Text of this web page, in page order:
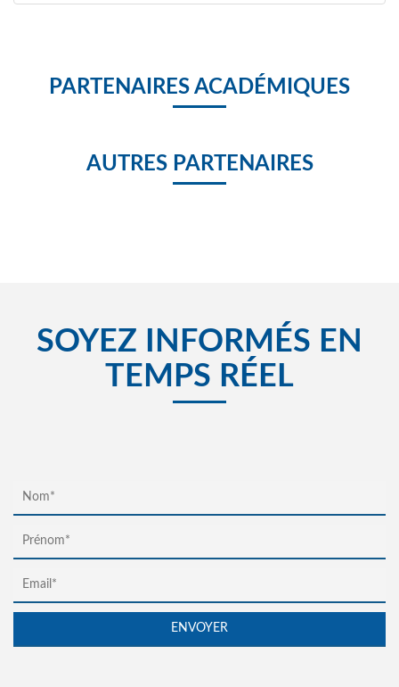
PARTENAIRES ACADÉMIQUES
AUTRES PARTENAIRES
SOYEZ INFORMÉS EN
TEMPS RÉEL